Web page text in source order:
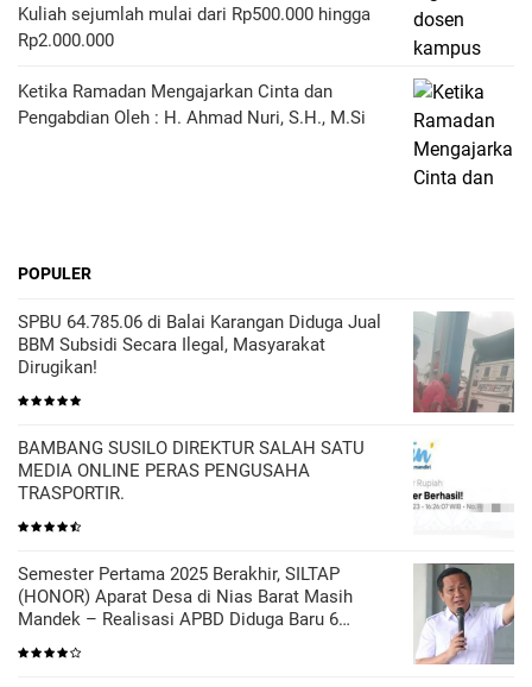
Kuliah sejumlah mulai dari Rp500.000 hingga
Rp2.000.000
Ketika Ramadan Mengajarkan Cinta dan
Pengabdian Oleh : H. Ahmad Nuri, S.H., M.Si
POPULER
SPBU 64.785.06 di Balai Karangan Diduga Jual
BBM Subsidi Secara Ilegal, Masyarakat
Dirugikan!
BAMBANG SUSILO DIREKTUR SALAH SATU
MEDIA ONLINE PERAS PENGUSAHA
TRASPORTIR.
Semester Pertama 2025 Berakhir, SILTAP
(HONOR) Aparat Desa di Nias Barat Masih
Mandek – Realisasi APBD Diduga Baru 6